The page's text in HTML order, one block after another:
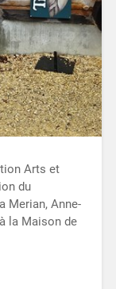
Arts et
du
Merian, Anne-
la Maison de